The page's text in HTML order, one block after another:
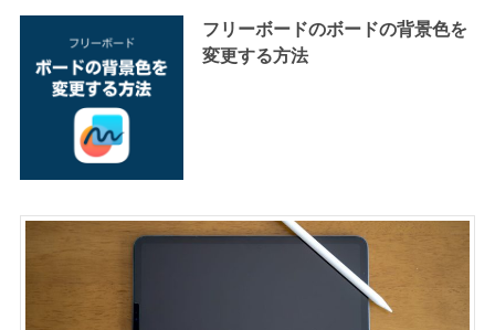
フリーボードのボードの背景色を
変更する方法